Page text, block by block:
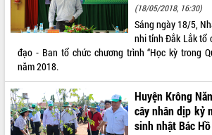
LIÊN KẾT WEB
(18/05/2018, 16:30)
Sáng ngày 18/5,
nhi tỉnh Đắk Lắk tổ
đạo - Ban tổ chức chương trình “Học kỳ trong
năm 2018.
Huyện Krông
cây nhân dịp kỷ
sinh nhật Bác Hồ